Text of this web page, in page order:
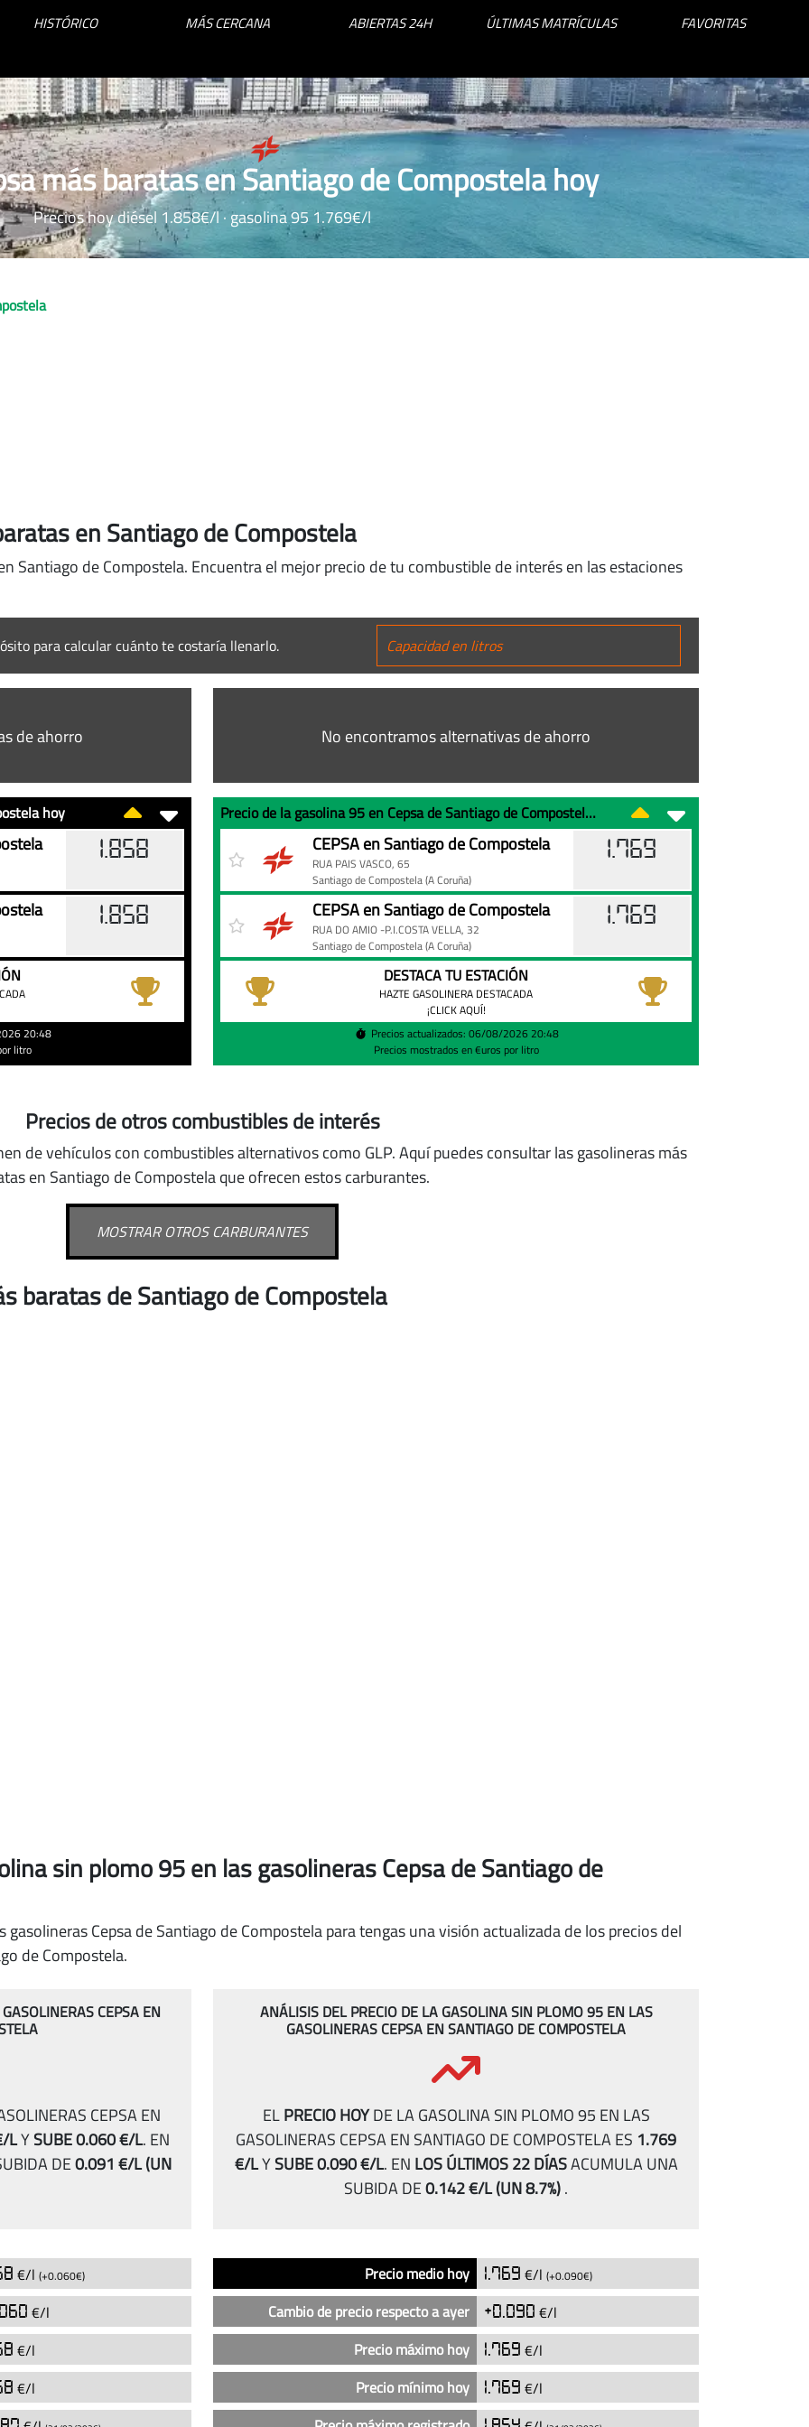
HISTÓRICO MÁS CERCANA ABIERTAS 24H ÚLTIMAS MATRÍCULAS FAVORITAS
más baratas en Santiago de Compostela hoy
Precios hoy diésel 1.858€/l · gasolina 95 1.769€/l
en Santiago de Compostela
Santiago de Compostela. Encuentra el mejor precio de tu combustible de interés en las estaciones
para calcular cuánto te costaría llenarlo.
de ahorro
hoy
1.858
1.858
20:48
litro
No encontramos alternativas de ahorro
Precio de la gasolina 95 en Cepsa de Santiago de Compostela hoy
de
95
Santiago
PrecioCEPSA en Santiago de Compostela
RUA PAIS VASCO, 65
Santiago de Compostela(A Coruña)
1.769
CEPSA en Santiago de Compostela
RUA DO AMIO -P.I.COSTA VELLA, 32
Santiago de Compostela(A Coruña)
1.769
DESTACA TU ESTACIÓN
HAZTE GASOLINERA DESTACADA
¡CLICK AQUÍ!
Precios actualizados: 06/08/2026 20:48
Precios mostrados en €uros por litro
Precios de otros combustibles de interés
de vehículos con combustibles alternativos como GLP. Aquí puedes consultar las gasolineras más
en Santiago de Compostela que ofrecen estos carburantes.
MOSTRAR OTROS CARBURANTES
baratas de Santiago de Compostela
sin plomo 95en las gasolineras Cepsa de Santiago de
Cepsa de Santiago de Compostela para tengas una visión actualizada de los precios del
de Compostela.
CEPSA EN
CEPSA EN
LYSUBE 0.060 €/L. EN
DE0.091 €/L(UN
€/l (+0.060€)
€/l
€/l
€/l
ANÁLISIS DEL PRECIO DE LA GASOLINA SIN PLOMO 95 EN LAS
GASOLINERAS CEPSA EN SANTIAGO DE COMPOSTELA
ELPRECIO HOYDE LA GASOLINA SIN PLOMO 95 EN LAS
GASOLINERAS CEPSA EN SANTIAGO DE COMPOSTELA ES 1.769
€/LYSUBE 0.090 €/L. EN LOS ÚLTIMOS 22 DÍASACUMULA UNA
SUBIDA DE0.142 €/L(UN 8.7%).
Análisis
de
gasolina
plomo
Precio medio hoy 1.769 €/l (+0.090€)
Cambio de precio respecto a ayer +0.090 €/l
Precio máximo hoy
1.769 €/l
Precio mínimo hoy
1.769 €/l